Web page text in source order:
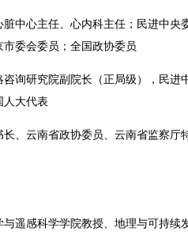
心主任、心内科主任；民进中央
委会委员；全国政协委员
研究院副院长（正局级），民进
人大代表
、 云南省政协委员、云南省监察厅
感科学学院教授、地理与可持续